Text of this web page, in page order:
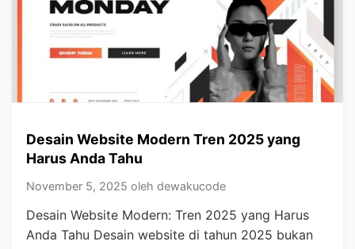
Desain Website Modern Tren 2025 yang
Harus Anda Tahu
November 5, 2025 oleh dewakucode
Desain Website Modern: Tren 2025 yang Harus
Anda Tahu Desain website di tahun 2025 bukan